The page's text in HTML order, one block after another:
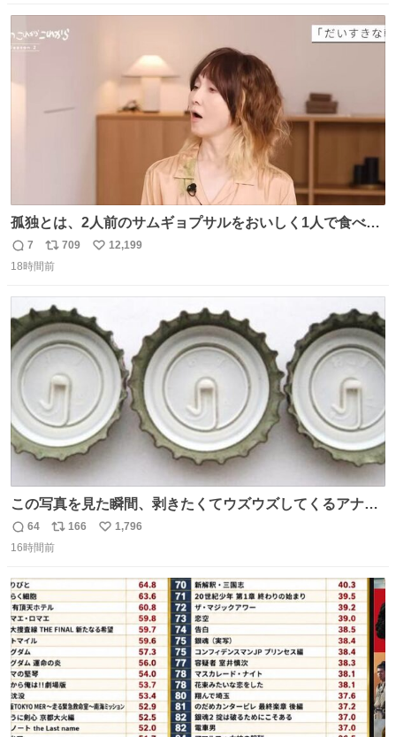
ト
孤独とは、2人前のサムギョプサルをおいしく1人で食べる
ことである←好きすぎる
返
信
7
リ
ポ
ト
数
709
い
12,199
18時間前
この写真を見た瞬間、剥きたくてウズウズしてくるアナ
タ、完全なる同世代（笑） #70年代 #80年代 #昭和レト
ロ
返
信
64
リ
ポ
ト
数
166
い
数
1,796
16時間前